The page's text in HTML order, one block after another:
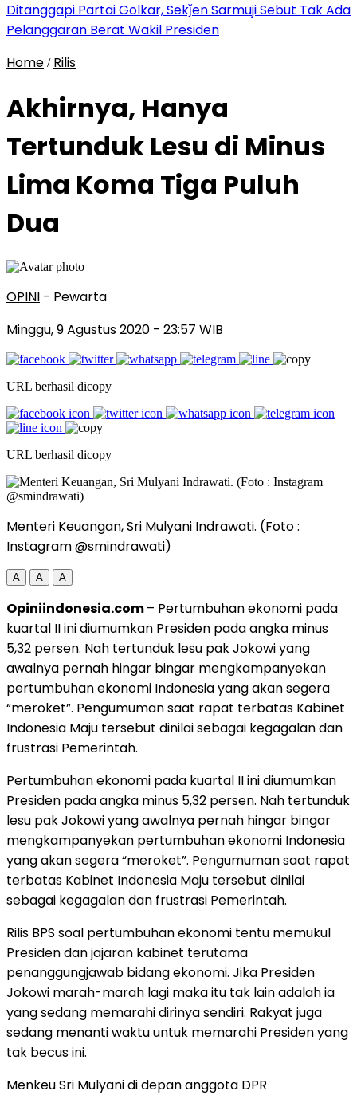
Ditanggapi Partai Golkar, Sekǰen Sarmuji Sebut Tak Ada
Pelanggaran Berat Wakil Presiden
Home / Rilis
Akhirnya, Hanya
Tertunduk Lesu di Minus
Lima Koma Tiga Puluh
Dua
OPINI - Pewarta
Minggu, 9 Agustus 2020 - 23:57 WIB
URL berhasil dicopy
URL berhasil dicopy
Menteri Keuangan, Sri Mulyani Indrawati. (Foto :
Instagram @smindrawati)
A A A
Opiniindonesia.com– Pertumbuhan ekonomi pada
kuartal II ini diumumkan Presiden pada angka minus
5,32 persen. Nah tertunduk lesu pak Jokowi yang
awalnya pernah hingar bingar mengkampanyekan
pertumbuhan ekonomi Indonesia yang akan segera
“meroket”. Pengumuman saat rapat terbatas Kabinet
Indonesia Maju tersebut dinilai sebagai kegagalan dan
frustrasi Pemerintah.
Pertumbuhan ekonomi pada kuartal II ini diumumkan
Presiden pada angka minus 5,32 persen. Nah tertunduk
lesu pak Jokowi yang awalnya pernah hingar bingar
mengkampanyekan pertumbuhan ekonomi Indonesia
yang akan segera “meroket”. Pengumuman saat rapat
terbatas Kabinet Indonesia Maju tersebut dinilai
sebagai kegagalan dan frustrasi Pemerintah.
Rilis BPS soal pertumbuhan ekonomi tentu memukul
Presiden dan jajaran kabinet terutama
penanggungjawab bidang ekonomi. Jika Presiden
Jokowi marah-marah lagi maka itu tak lain adalah ia
yang sedang memarahi dirinya sendiri. Rakyat juga
sedang menanti waktu untuk memarahi Presiden yang
tak becus ini.
Menkeu Sri Mulyani di depan anggota DPR